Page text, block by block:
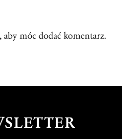
, aby móc dodać komentarz.